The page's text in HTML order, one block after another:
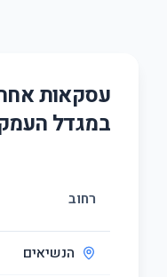
עסקאות
במגדל
רחוב
הנשיאים